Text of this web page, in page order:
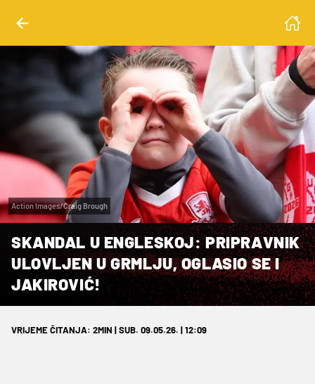
Action Images/Craig Brough
SKANDAL U ENGLESKOJ: PRIPRAVNIK
ULOVLJEN U GRMLJU, OGLASIO SE I
JAKIROVIĆ!
VRIJEME ČITANJA: 2MIN | SUB. 09.05.26. | 12:09